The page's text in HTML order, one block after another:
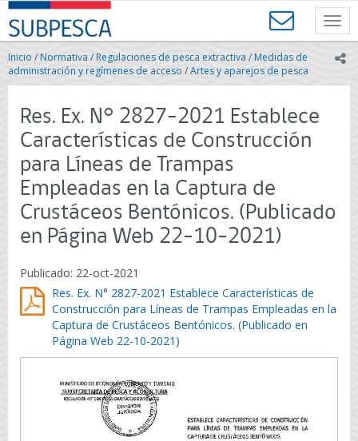
Contenido
principal
SUBPESCA
-
Subsecretaría
de
Pesca
Acuicultura
Gobierno
de
Chile
Inicio /Normativa / Regulaciones de pesca extractiva / Medidas de
administración y regímenes de acceso /Artes y aparejos de pesca
Res. Ex. N° 2827-2021 Establece
Características de Construcción
para Líneas de Trampas
Empleadas en la Captura de
Crustáceos Bentónicos. (Publicado
en Página Web 22-10-2021)
Publicado: 22-oct-2021
Res. Ex. N° 2827-2021 Establece Características de
Construcción para Líneas de Trampas Empleadas en la
Captura de Crustáceos Bentónicos. (Publicado en
Página Web 22-10-2021)